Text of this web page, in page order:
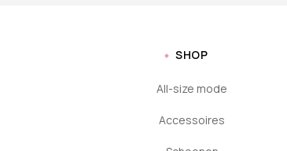
SHOP
All-size mode
Accessoires